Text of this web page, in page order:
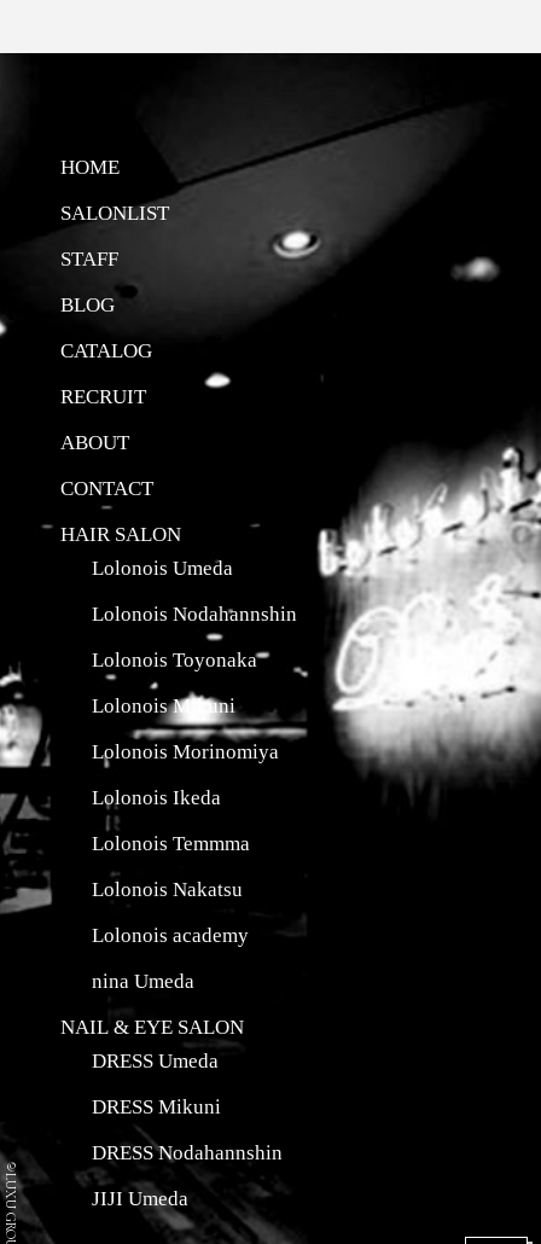
HOME
SALONLIST
STAFF
BLOG
CATALOG
RECRUIT
ABOUT
CONTACT
HAIR SALON
Lolonois Umeda
Lolonois Nodahannshin
Lolonois Toyonaka
Lolonois Mikuni
Lolonois Morinomiya
Lolonois Ikeda
Lolonois Temmma
Lolonois Nakatsu
Lolonois academy
nina Umeda
NAIL & EYE SALON
DRESS Umeda
DRESS Mikuni
DRESS Nodahannshin
JIJI Umeda
©LUXU GROUP Co.